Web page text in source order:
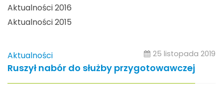
Aktualności 2016
Aktualności 2015
Aktualności 25 listopada 2019
Ruszył nabór do służby przygotowawczej